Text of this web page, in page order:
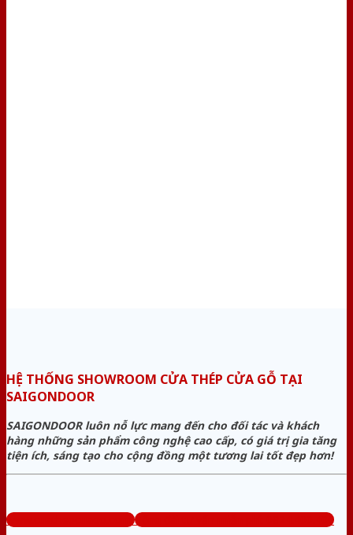
HỆ THỐNG SHOWROOM CỬA THÉP CỬA GỖ TẠI
SAIGONDOOR
SAIGONDOOR luôn nỗ lực mang đến cho đối tác và khách
hàng những sản phẩm công nghệ cao cấp, có giá trị gia tăng
tiện ích, sáng tạo cho cộng đồng một tương lai tốt đẹp hơn!
www.cuathepcuago.com Tổng đài tư vấn miễn phí: 0824.400.400